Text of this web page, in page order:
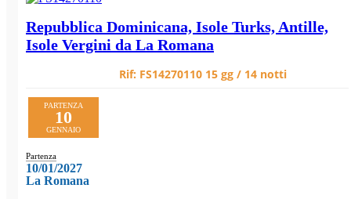
Repubblica Dominicana, Isole Turks, Antille,
Isole Vergini da La Romana
Rif: FS14270110 15 gg / 14 notti
PARTENZA
10
GENNAIO
Partenza
10/01/2027
La Romana